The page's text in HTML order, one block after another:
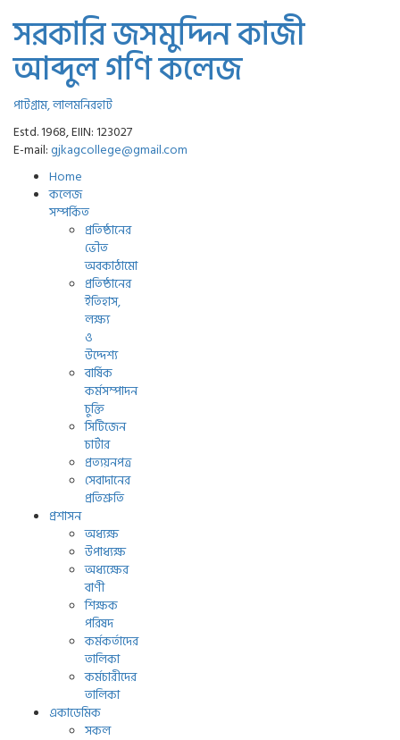
সরকারি জসমুদ্দিন কাজী
আব্দুল গণি কলেজ
পাটগ্রাম, লালমনিরহাট
Estd. 1968, EIIN: 123027
E-mail:gjkagcollege@gmail.com
Home
কলেজ
সম্পর্কিত
প্রতিষ্ঠানের
ভৌত
অবকাঠামো
প্রতিষ্ঠানের
ইতিহাস,
লক্ষ্য
ও
উদ্দেশ্য
বার্ষিক
কর্মসম্পাদন
চুক্তি
সিটিজেন
চার্টার
প্রত্যয়নপত্র
সেবাদানের
প্রতিশ্রুতি
প্রশাসন
অধ্যক্ষ
উপাধ্যক্ষ
অধ্যক্ষের
বাণী
শিক্ষক
পরিষদ
কর্মকর্তাদের
তালিকা
কর্মচারীদের
তালিকা
একাডেমিক
সকল